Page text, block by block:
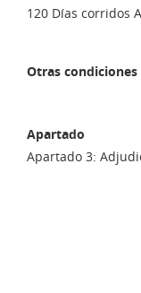
120 Días corridos
Otras condiciones
Apartado
Apartado 3: